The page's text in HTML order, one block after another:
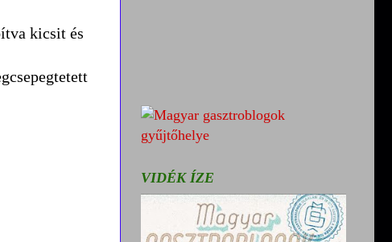
kicsit és
VIDÉK ÍZE